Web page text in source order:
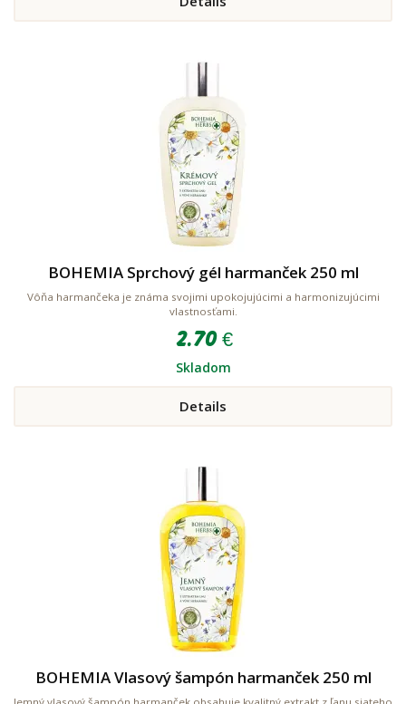
BOHEMIA Sprchový gél harmanček 250 ml
Vôňa harmančeka je známa svojimi upokojujúcimi a harmonizujúcimi
vlastnosťami.
2.70 €
Skladom
Details
BOHEMIA Vlasový šampón harmanček 250 ml